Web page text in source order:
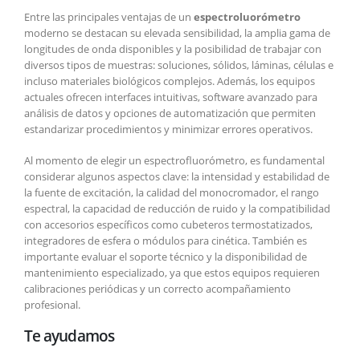
Entre las principales ventajas de un espectroluorómetro
moderno se destacan su elevada sensibilidad, la amplia gama de
longitudes de onda disponibles y la posibilidad de trabajar con
diversos tipos de muestras: soluciones, sólidos, láminas, células e
incluso materiales biológicos complejos. Además, los equipos
actuales ofrecen interfaces intuitivas, software avanzado para
análisis de datos y opciones de automatización que permiten
estandarizar procedimientos y minimizar errores operativos.
Al momento de elegir un espectrofluorómetro, es fundamental
considerar algunos aspectos clave: la intensidad y estabilidad de
la fuente de excitación, la calidad del monocromador, el rango
espectral, la capacidad de reducción de ruido y la compatibilidad
con accesorios específicos como cubeteros termostatizados,
integradores de esfera o módulos para cinética. También es
importante evaluar el soporte técnico y la disponibilidad de
mantenimiento especializado, ya que estos equipos requieren
calibraciones periódicas y un correcto acompañamiento
profesional.
Te ayudamos